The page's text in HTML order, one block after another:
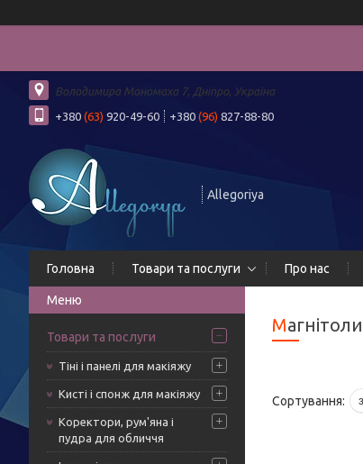
Володимира Мономаха 7, Дніпро, Україна
+380 (63) 920-49-60 +380 (96) 827-88-80
Allegoriya
Головна Товари та послуги Про нас
Товари та послуги
Тіні і панелі для макіяжу
Кисті і спонж для макіяжу
Коректори, рум'яна і
пудра для обличчя
Магнітоли